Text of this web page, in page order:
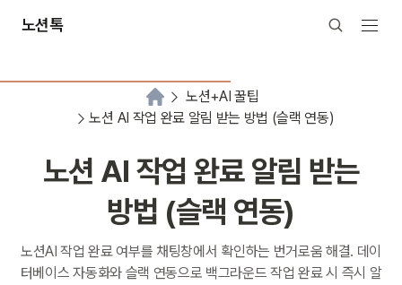
노션톡
노션+AI 꿀팁
노션 AI 작업 완료 알림 받는 방법 (슬랙 연동)
노션 AI 작업 완료 알림 받는
방법 (슬랙 연동)
노션AI 작업 완료 여부를 채팅창에서 확인하는 번거로움 해결. 데이
터베이스 자동화와 슬랙 연동으로 백그라운드 작업 완료 시 즉시 알